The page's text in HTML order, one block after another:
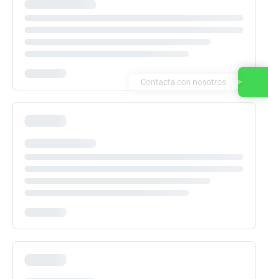
Contacta con nosotros